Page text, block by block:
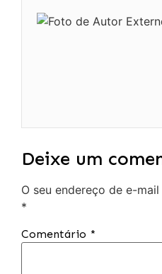
Deixe um
O seu endereço de e-
*
Comentário *